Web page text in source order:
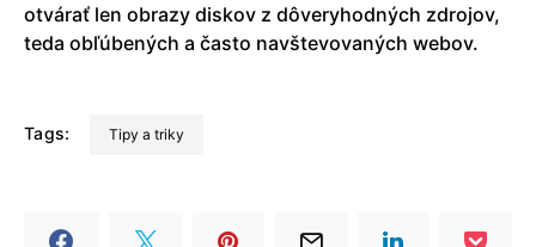
otvárať len obrazy diskov z dôveryhodných zdrojov,
teda obľúbených a často navštevovaných we­bov.
Tags: Tipy a triky